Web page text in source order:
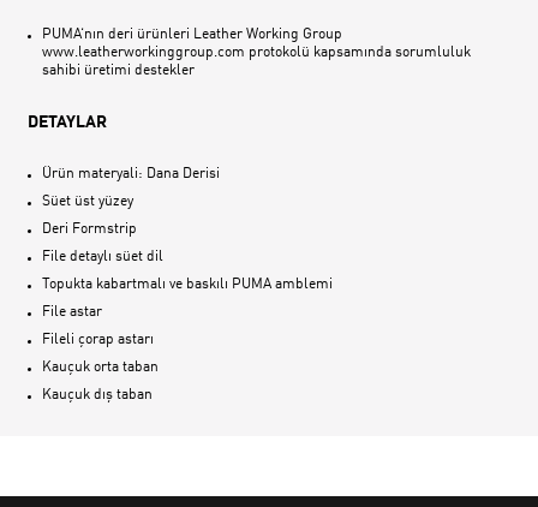
PUMA‘nın deri ürünleri Leather Working Group
www.leatherworkinggroup.com protokolü kapsamında sorumluluk
sahibi üretimi destekler
DETAYLAR
Ürün materyali: Dana Derisi
Süet üst yüzey
Deri Formstrip
File detaylı süet dil
Topukta kabartmalı ve baskılı PUMA amblemi
File astar
Fileli çorap astarı
Kauçuk orta taban
Kauçuk dış taban